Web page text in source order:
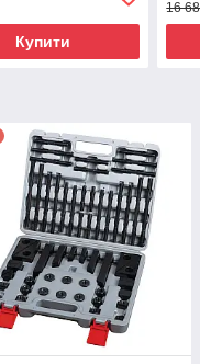
Купити
16